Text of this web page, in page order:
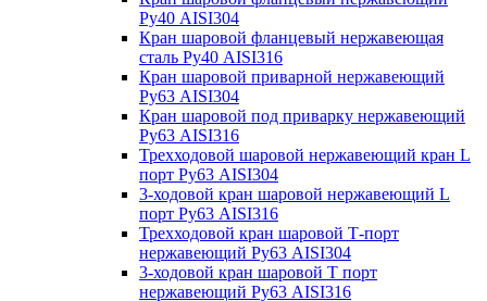
Ру40 AISI304
Кран шаровой фланцевый нержавеющая
сталь Ру40 AISI316
Кран шаровой приварной нержавеющий
Ру63 AISI304
Кран шаровой под приварку нержавеющий
Ру63 AISI316
Трехходовой шаровой нержавеющий кран L
порт Ру63 AISI304
3-ходовой кран шаровой нержавеющий L
порт Ру63 AISI316
Трехходовой кран шаровой Т-порт
нержавеющий Ру63 AISI304
3-ходовой кран шаровой Т порт
нержавеющий Ру63 AISI316